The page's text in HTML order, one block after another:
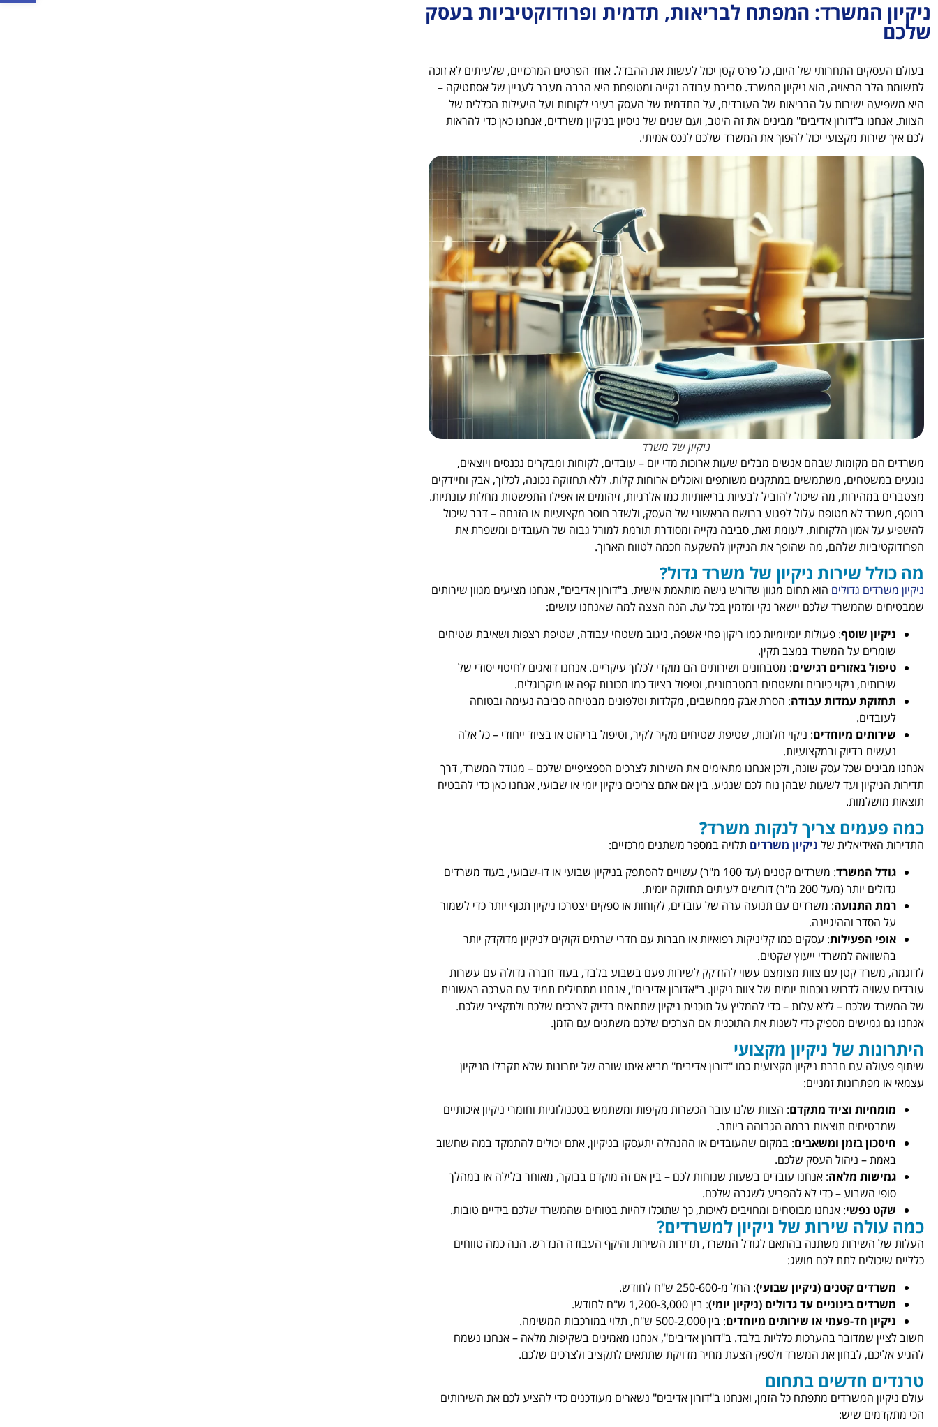
ניקיון המשרד: המפתח לבריאות, תדמית ופרודוקטיביות בעסק
שלכם
בעולם העסקים התחרותי של היום, כל פרט קטן יכול לעשות את ההבדל. אחד הפרטים המרכזיים, שלעיתים לא זוכה
לתשומת הלב הראויה, הוא ניקיון המשרד. סביבת עבודה נקייה ומטופחת היא הרבה מעבר לעניין של אסתטיקה –
היא משפיעה ישירות על הבריאות של העובדים, על התדמית של העסק בעיני לקוחות ועל היעילות הכללית של
הצוות. אנחנו ב"דורון אדיבים" מבינים את זה היטב, ועם שנים של ניסיון בניקיון משרדים, אנחנו כאן כדי להראות
לכם איך שירות מקצועי יכול להפוך את המשרד שלכם לנכס אמיתי.
ניקיון של משרד
משרדים הם מקומות שבהם אנשים מבלים שעות ארוכות מדי יום – עובדים, לקוחות ומבקרים נכנסים ויוצאים,
נוגעים במשטחים, משתמשים במתקנים משותפים ואוכלים ארוחות קלות. ללא תחזוקה נכונה, לכלוך, אבק וחיידקים
מצטברים במהירות, מה שיכול להוביל לבעיות בריאותיות כמו אלרגיות, זיהומים או אפילו התפשטות מחלות עונתיות.
בנוסף, משרד לא מטופח עלול לפגוע ברושם הראשוני של העסק, ולשדר חוסר מקצועיות או הזנחה – דבר שיכול
להשפיע על אמון הלקוחות. לעומת זאת, סביבה נקייה ומסודרת תורמת למורל גבוה של העובדים ומשפרת את
הפרודוקטיביות שלהם, מה שהופך את הניקיון להשקעה חכמה לטווח הארוך.
מה כולל שירות ניקיון של משרד גדול?
ניקיון משרדים גדולים הוא תחום מגוון שדורש גישה מותאמת אישית. ב"דורון אדיבים", אנחנו מציעים מגוון שירותים
שמבטיחים שהמשרד שלכם יישאר נקי ומזמין בכל עת. הנה הצצה למה שאנחנו עושים:
ניקיון שוטף: פעולות יומיומיות כמו ריקון פחי אשפה, ניגוב משטחי עבודה, שטיפת רצפות ושאיבת שטיחים
שומרים על המשרד במצב תקין.
טיפול באזורים רגישים: מטבחונים ושירותים הם מוקדי לכלוך עיקריים. אנחנו דואגים לחיטוי יסודי של
שירותים, ניקוי כיורים ומשטחים במטבחונים, וטיפול בציוד כמו מכונות קפה או מיקרוגלים.
תחזוקת עמדות עבודה: הסרת אבק ממחשבים, מקלדות וטלפונים מבטיחה סביבה נעימה ובטוחה
לעובדים.
שירותים מיוחדים: ניקוי חלונות, שטיפת שטיחים מקיר לקיר, וטיפול בריהוט או בציוד ייחודי – כל אלה
נעשים בדיוק ובמקצועיות.
אנחנו מבינים שכל עסק שונה, ולכן אנחנו מתאימים את השירות לצרכים הספציפיים שלכם – מגודל המשרד, דרך
תדירות הניקיון ועד לשעות שבהן נוח לכם שנגיע. בין אם אתם צריכים ניקיון יומי או שבועי, אנחנו כאן כדי להבטיח
תוצאות מושלמות.
כמה פעמים צריך לנקות משרד?
התדירות האידיאלית של ניקיון משרדים תלויה במספר משתנים מרכזיים:
גודל המשרד
: משרדים קטנים (עד 100 מ"ר) עשויים להסתפק בניקיון שבועי או דו-שבועי, בעוד משרדים
גדולים יותר (מעל 200 מ"ר) דורשים לעיתים תחזוקה יומית.
רמת התנועה: משרדים עם תנועה ערה של עובדים, לקוחות או ספקים יצטרכו ניקיון תכוף יותר כדי לשמור
על הסדר וההיגיינה.
אופי הפעילות: עסקים כמו קליניקות רפואיות או חברות עם חדרי שרתים זקוקים לניקיון מדוקדק יותר
בהשוואה למשרדי ייעוץ שקטים.
לדוגמה, משרד קטן עם צוות מצומצם עשוי להזדקק לשירות פעם בשבוע בלבד, בעוד חברה גדולה עם עשרות
עובדים עשויה לדרוש נוכחות יומית של צוות ניקיון. ב"אדורון אדיבים", אנחנו מתחילים תמיד עם הערכה ראשונית
של המשרד שלכם – ללא עלות – כדי להמליץ על תוכנית ניקיון שתתאים בדיוק לצרכים שלכם ולתקציב שלכם.
אנחנו גם גמישים מספיק כדי לשנות את התוכנית אם הצרכים שלכם משתנים עם הזמן.
היתרונות של ניקיון מקצועי
שיתוף פעולה עם חברת ניקיון מקצועית כמו "דורון אדיבים" מביא איתו שורה של יתרונות שלא תקבלו מניקיון
עצמאי או מפתרונות זמניים:
מומחיות וציוד מתקדם: הצוות שלנו עובר הכשרות מקיפות ומשתמש בטכנולוגיות וחומרי ניקיון איכותיים
שמבטיחים תוצאות ברמה הגבוהה ביותר.
חיסכון בזמן ומשאבים: במקום שהעובדים או ההנהלה יתעסקו בניקיון, אתם יכולים להתמקד במה שחשוב
באמת – ניהול העסק שלכם.
גמישות מלאה: אנחנו עובדים בשעות שנוחות לכם – בין אם זה מוקדם בבוקר, מאוחר בלילה או במהלך
סופי השבוע – כדי לא להפריע לשגרה שלכם.
שקט נפשי: אנחנו מבוטחים ומחויבים לאיכות, כך שתוכלו להיות בטוחים שהמשרד שלכם בידיים טובות.
כמה עולה שירות של ניקיון למשרדים?
העלות של השירות משתנה בהתאם לגודל המשרד, תדירות השירות והיקף העבודה הנדרש. הנה כמה טווחים
כלליים שיכולים לתת לכם מושג:
משרדים קטנים (ניקיון שבועי): החל מ-250-600 ש"ח לחודש.
משרדים בינוניים עד גדולים (ניקיון יומי): בין 1,200-3,000 ש"ח לחודש.
ניקיון חד-פעמי או שירותים מיוחדים: בין 500-2,000 ש"ח, תלוי במורכבות המשימה.
חשוב לציין שמדובר בהערכות כלליות בלבד. ב"דורון אדיבים", אנחנו מאמינים בשקיפות מלאה – אנחנו נשמח
להגיע אליכם, לבחון את המשרד ולספק הצעת מחיר מדויקת שתתאים לתקציב ולצרכים שלכם.
טרנדים חדשים בתחום
עולם ניקיון המשרדים מתפתח כל הזמן, ואנחנו ב"דורון אדיבים" נשארים מעודכנים כדי להציע לכם את השירותים
הכי מתקדמים שיש: